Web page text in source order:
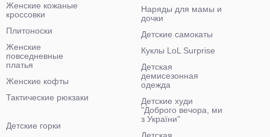
Женские кожаные
кроссовки
Плитоноски
Женские
повседневные
платья
Женские кофты
Тактические рюкзаки
Наряды для мамы и
дочки
Детские самокаты
Куклы LoL Surprise
Детская
демисезонная
одежда
Детские худи
"Доброго вечора, ми
з України"
Детские горки